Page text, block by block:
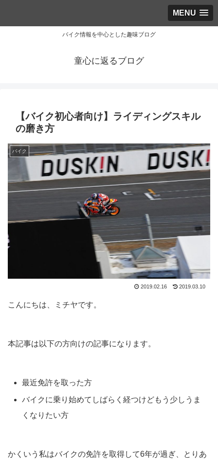
MENU
バイク情報を中心とした趣味ブログ
童心に返るブログ
【バイク初心者向け】ライディングスキル
の磨き方
バイク
2019.02.16 2019.03.10
こんにちは、ミチヤです。
本記事は以下の方向けの記事になります。
最近免許を取った方
バイクに乗り始めてしばらく経つけどもう少しうま
くなりたい方
かくいう私はバイクの免許を取得して6年が過ぎ、とりあ